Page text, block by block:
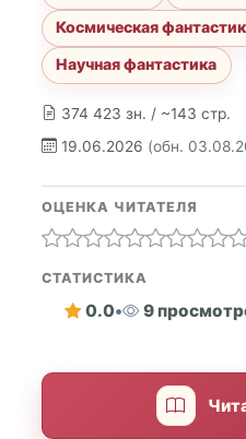
374 423 зн. / ~143 стр.
19.06.2026 (обн.
Космическая
Научная фантастика
ОЦЕНКА ЧИТАТЕЛЯ
СТАТИСТИКА
0.0• 9